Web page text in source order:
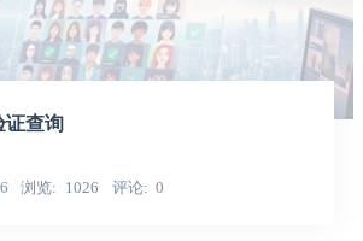
证查询
浏览 1026 评论 0